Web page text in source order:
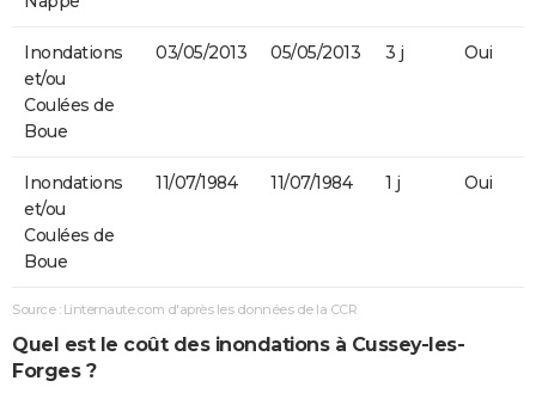
Inondations
et/ou
Coulées de
Boue
03/05/2013 05/05/2013 3 j Oui
Inondations
et/ou
Coulées de
Boue
11/07/1984 11/07/1984 1 j Oui
Source : Linternaute.com d'après les données de la CCR
Quel est le coût des inondations à Cussey-les-
Forges ?